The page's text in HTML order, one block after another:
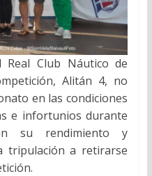
Real Club Náutico de
Alitán 4, no
en las condiciones
e infortunios durante
su rendimiento y
tripulación a retirarse